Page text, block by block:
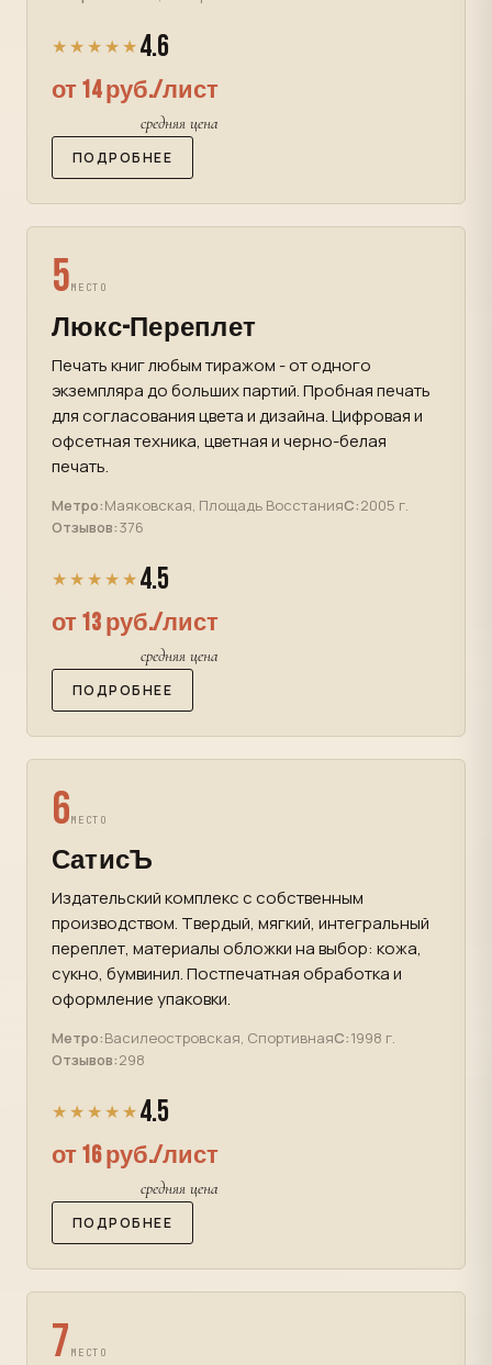
★★★★★ 4.6
от 14 руб./лист
средняя цена
ПОДРОБНЕЕ
5МЕСТО
Люкс-Переплет
Печать книг любым тиражом - от одного
экземпляра до больших партий. Пробная печать
для согласования цвета и дизайна. Цифровая и
офсетная техника, цветная и черно-белая
печать.
Метро:Маяковская, Площадь ВосстанияС:2005 г.
Отзывов:376
★★★★★ 4.5
от 13 руб./лист
средняя цена
ПОДРОБНЕЕ
6МЕСТО
СатисЪ
Издательский комплекс с собственным
производством. Твердый, мягкий, интегральный
переплет, материалы обложки на выбор: кожа,
сукно, бумвинил. Постпечатная обработка и
оформление упаковки.
Метро:Василеостровская, СпортивнаяС:1998 г.
Отзывов:298
★★★★★ 4.5
от 16 руб./лист
средняя цена
ПОДРОБНЕЕ
7 МЕСТО